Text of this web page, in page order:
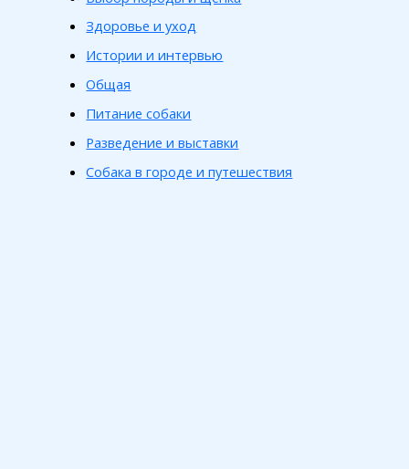
Здоровье и уход
Истории и интервью
Общая
Питание собаки
Разведение и выставки
Собака в городе и путешествия